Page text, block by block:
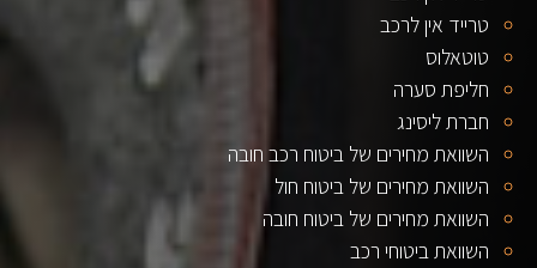
טרייד אין לרכב
טוטאלוס
חליפת סערה
חברת ליסינג
השוואת מחירים של ביטוח רכב חובה
השוואת מחירים של ביטוח חול
השוואת מחירים של ביטוח חובה
השוואת ביטוחי רכב